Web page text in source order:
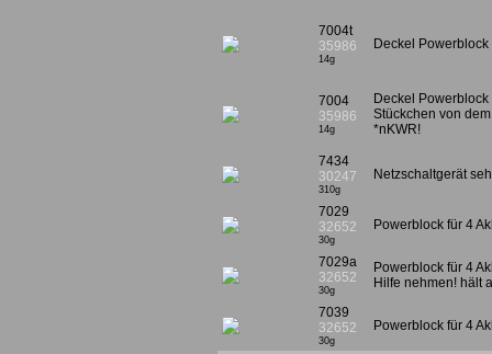
7004t
35986
14g
Deckel
7004
35986
14g
Deckel
Stückchen von
*nKWR!
7434
30247
310g
Netzschaltgerät
7029
32652
30g
Powerblock für 4
7029a
32652
30g
Powerblock für 4
Hilfe nehmen! hält
7039
32652
30g
Powerblock für 4